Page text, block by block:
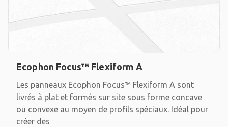
Ecophon Focus™ Flexiform A
Les panneaux Ecophon Focus™ Flexiform A sont
livrés à plat et formés sur site sous forme concave
ou convexe au moyen de profils spéciaux. Idéal pour
créer des